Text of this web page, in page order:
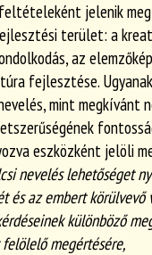
jelenik
terület: a
az
fejlesztése.
mint megkívánt
eszközként jelöli
nevelés lehetőséget
és az embert körülvevő
különböző
megértésére,